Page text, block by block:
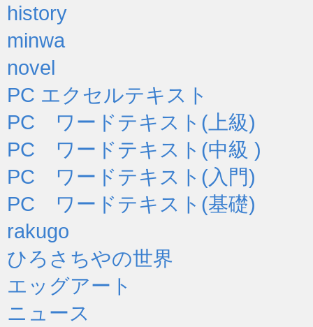
history
minwa
novel
PC エクセルテキスト
PC ワードテキスト(上級)
PC ワードテキスト(中級 )
PC ワードテキスト(入門)
PC ワードテキスト(基礎)
rakugo
ひろさちやの世界
エッグアート
ニュース